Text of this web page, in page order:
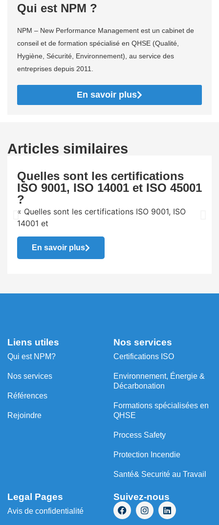
Qui est NPM ?
NPM – New Performance Management est un cabinet de
conseil et de formation spécialisé en QHSE (Qualité,
Hygiène, Sécurité, Environnement), au service des
entreprises depuis 2011.
En savoir plus
Articles similaires
Quelles sont les certifications
ISO 9001, ISO 14001 et ISO 45001
?
« Quelles sont les certifications ISO 9001, ISO
14001 et
En savoir plus
Liens utiles
Qui est NPM?
Nos services
Références
Rejoindre
Nos services
Certifications ISO
Environnement, Énergie &
Décarbonation
⁠Formations spécialisées en
QHSE
Process Safety
Protection Incendie
Santé& Securité au Travail
Legal Pages
Avis de confidentialité
Suivez-nous